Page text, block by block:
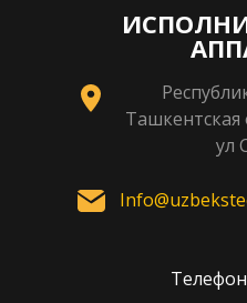
Ташкентская
ул